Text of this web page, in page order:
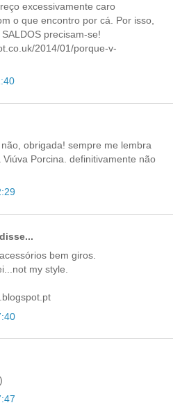
excessivamente caro
o que encontro por cá. Por isso,
precisam-se!
2014/01/porque-v-
obrigada! sempre me lembra
Porcina. definitivamente não
disse...
bem giros.
my style.